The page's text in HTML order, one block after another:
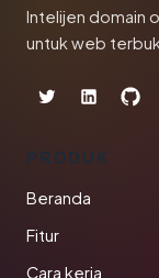
Intelijen domain
untuk web
PRODUK
Beranda
Fitur
Cara kerja